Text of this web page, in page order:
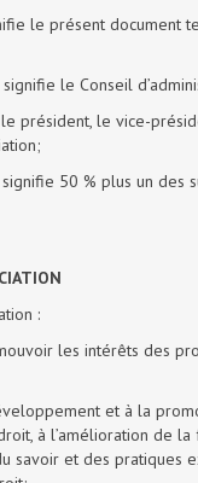
le présent document
le Conseil
président, le vice-
50 % plus un des
:
les intérêts des
et à la
à l’amélioration de
savoir et des pratiques